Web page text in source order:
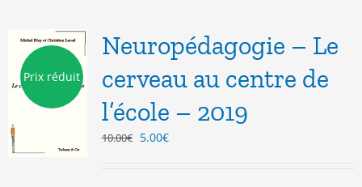
Prix réduit
Neuropédagogie – Le
cerveau au centre de
l’école – 2019
10.00€ Le
5.00€Le